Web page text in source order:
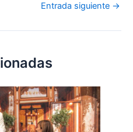
Entrada siguiente →